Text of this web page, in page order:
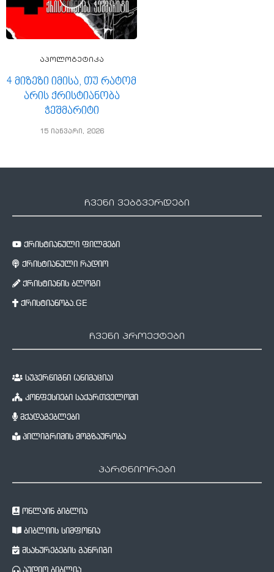
აპოლოგეტიკა
4 მიზეზი იმისა, თუ რატომ
არის ქრისტიანობა
ჭეშმარიტი
15 იანვარი, 2026
ჩვენი ვებგვერდები
ქრისტიანული ფილმები
ქრისტიანული რადიო
ქრისტიანის ბლოგი
ქრისტიანობა.GE
ჩვენი პროექტები
სუპერწიგნი (ანიმაცია)
კონფესიები საქართველოში
მქადაგებლები
პილიგრიმის მოგზაურობა
პარტნიორები
ონლაინ ბიბლია
ბიბლიის სიმფონია
მსახურებების განრიგი
აუდიო ბიბლია